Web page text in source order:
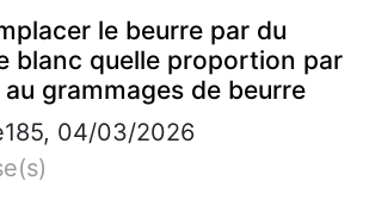
le beurre par du
blanc quelle proportion par
grammages de beurre
04/03/2026